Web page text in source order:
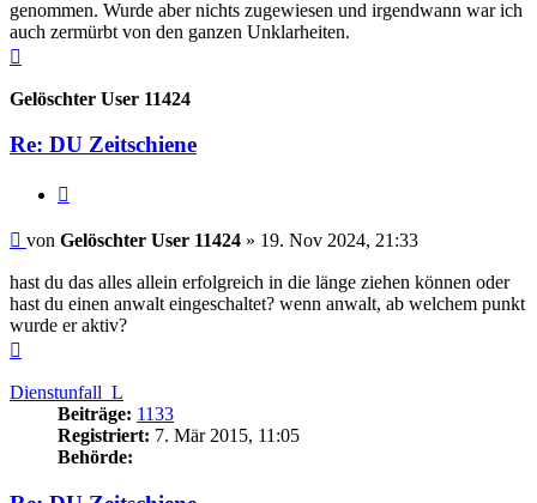
genommen. Wurde aber nichts zugewiesen und irgendwann war ich
auch zermürbt von den ganzen Unklarheiten.
Gelöschter User 11424
Re: DU Zeitschiene
Beitrag
von Gelöschter User 11424 » 19. Nov 2024, 21:33
hast du das alles allein erfolgreich in die länge ziehen können oder
hast du einen anwalt eingeschaltet? wenn anwalt, ab welchem punkt
wurde er aktiv?
Dienstunfall_L
Beiträge: 1133
Registriert: 7. Mär 2015, 11:05
Behörde: